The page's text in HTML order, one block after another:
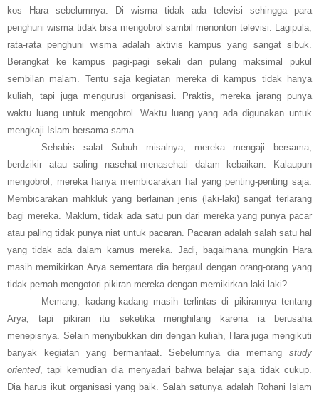
kos Hara sebelumnya. Di wisma tidak ada televisi sehingga para
penghuni wisma tidak bisa mengobrol sambil menonton televisi. Lagipula,
rata-rata penghuni wisma adalah aktivis kampus yang sangat sibuk.
Berangkat ke kampus pagi-pagi sekali dan pulang maksimal pukul
sembilan malam. Tentu saja kegiatan mereka di kampus tidak hanya
kuliah, tapi juga mengurusi organisasi. Praktis, mereka jarang punya
waktu luang untuk mengobrol. Waktu luang yang ada digunakan untuk
mengkaji Islam bersama-sama.
Sehabis salat Subuh misalnya, mereka mengaji bersama,
berdzikir atau saling nasehat-menasehati dalam kebaikan. Kalaupun
mengobrol, mereka hanya membicarakan hal yang penting-penting saja.
Membicarakan mahkluk yang berlainan jenis (laki-laki) sangat terlarang
bagi mereka. Maklum, tidak ada satu pun dari mereka yang punya pacar
atau paling tidak punya niat untuk pacaran. Pacaran adalah salah satu hal
yang tidak ada dalam kamus mereka. Jadi, bagaimana mungkin Hara
masih memikirkan Arya sementara dia bergaul dengan orang-orang yang
tidak pernah mengotori pikiran mereka dengan memikirkan laki-laki?
Memang, kadang-kadang masih terlintas di pikirannya tentang
Arya, tapi pikiran itu seketika menghilang karena ia berusaha
menepisnya. Selain menyibukkan diri dengan kuliah, Hara juga mengikuti
banyak kegiatan yang bermanfaat. Sebelumnya dia memang study
oriented, tapi kemudian dia menyadari bahwa belajar saja tidak cukup.
Dia harus ikut organisasi yang baik. Salah satunya adalah Rohani Islam